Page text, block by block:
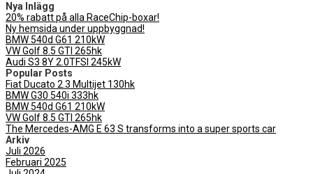
Nya Inlägg
20% rabatt på alla RaceChip-boxar!
Ny hemsida under uppbyggnad!
BMW 540d G61 210kW
VW Golf 8.5 GTI 265hk
Audi S3 8Y 2.0TFSI 245kW
Popular Posts
Fiat Ducato 2.3 Multijet 130hk
BMW G30 540i 333hk
BMW 540d G61 210kW
VW Golf 8.5 GTI 265hk
The Mercedes-AMG E 63 S transforms into a super sports car
Arkiv
Juli 2026
Februari 2025